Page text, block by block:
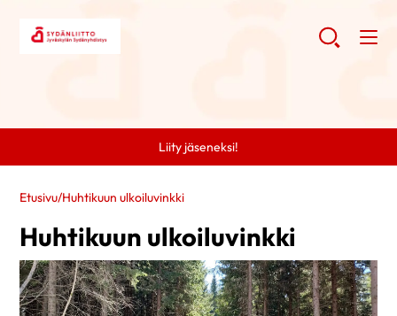
Liity jäseneksi!
Etusivu/Huhtikuun ulkoiluvinkki
Huhtikuun ulkoiluvinkki